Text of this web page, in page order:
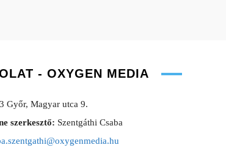
- OXYGEN MEDIA
Győr, Magyar utca 9.
szerkesztő: Szentgáthi Csaba